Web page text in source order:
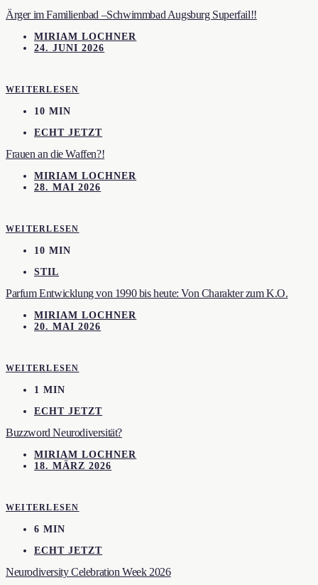
Ärger im Familienbad –Schwimmbad Augsburg Superfail!!
MIRIAM LOCHNER
24. JUNI 2026
WEITERLESEN
10 MIN
ECHT JETZT
Frauen an die Waffen?!
MIRIAM LOCHNER
28. MAI 2026
WEITERLESEN
10 MIN
STIL
Parfum Entwicklung von 1990 bis heute: Von Charakter zum K.O.
MIRIAM LOCHNER
20. MAI 2026
WEITERLESEN
1 MIN
ECHT JETZT
Buzzword Neurodiversität?
MIRIAM LOCHNER
18. MÄRZ 2026
WEITERLESEN
6 MIN
ECHT JETZT
Neurodiversity Celebration Week 2026